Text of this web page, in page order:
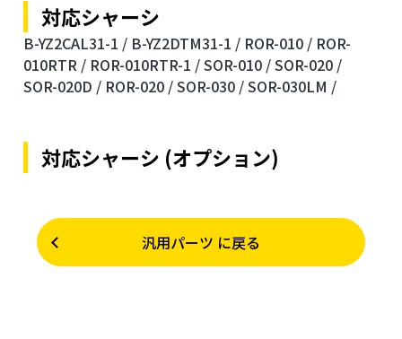
対応シャーシ
B-YZ2CAL31-1 / B-YZ2DTM31-1 / ROR-010 / ROR-
010RTR / ROR-010RTR-1 /SOR-010 /SOR-020 /
SOR-020D / ROR-020 /SOR-030 /SOR-030LM /
対応シャーシ (オプション)
汎用パーツ に戻る